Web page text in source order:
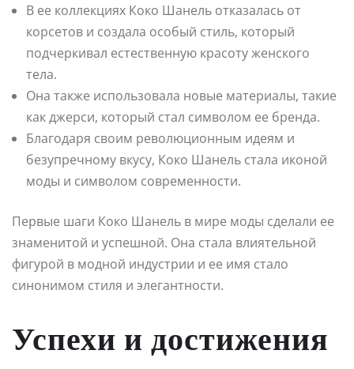
В ее коллекциях Коко Шанель отказалась от
корсетов и создала особый стиль, который
подчеркивал естественную красоту женского
тела.
Она также использовала новые материалы, такие
как джерси, который стал символом ее бренда.
Благодаря своим революционным идеям и
безупречному вкусу, Коко Шанель стала иконой
моды и символом современности.
Первые шаги Коко Шанель в мире моды сделали ее
знаменитой и успешной. Она стала влиятельной
фигурой в модной индустрии и ее имя стало
синонимом стиля и элегантности.
Успехи и достижения